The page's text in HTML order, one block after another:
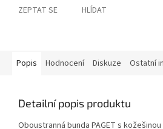
ZEPTAT SE HLÍDAT
Popis Hodnocení Diskuze Ostatní
Detailní popis produktu
Oboustranná bunda PAGET s